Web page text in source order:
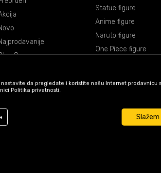
Games
Statue figure
Anime figure
Naruto figure
One Piece figure
Star Wars figure
da pregledate i koristite našu Internet prodavnicu
Politika privatnosti.
Slažem